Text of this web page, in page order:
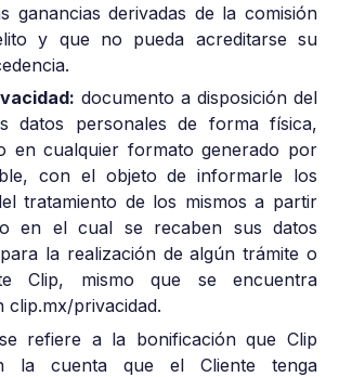
ganancias derivadas de la comisión
y que no pueda acreditarse su
documento a disposición del
datos personales de forma física,
en cualquier formato generado por
con el objeto de informarle los
tratamiento de los mismos a partir
en el cual se recaben sus datos
la realización de algún trámite o
Clip, mismo que se encuentra
clip.mx/privacidad.
se refiere a la bonificación que Clip
la cuenta que el Cliente tenga